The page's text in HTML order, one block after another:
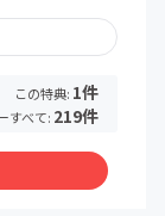
字中臼杵
れます。
のグッズ
臼杵市の食文
農薬・無化学
この特典: 1件
すべて: 219件